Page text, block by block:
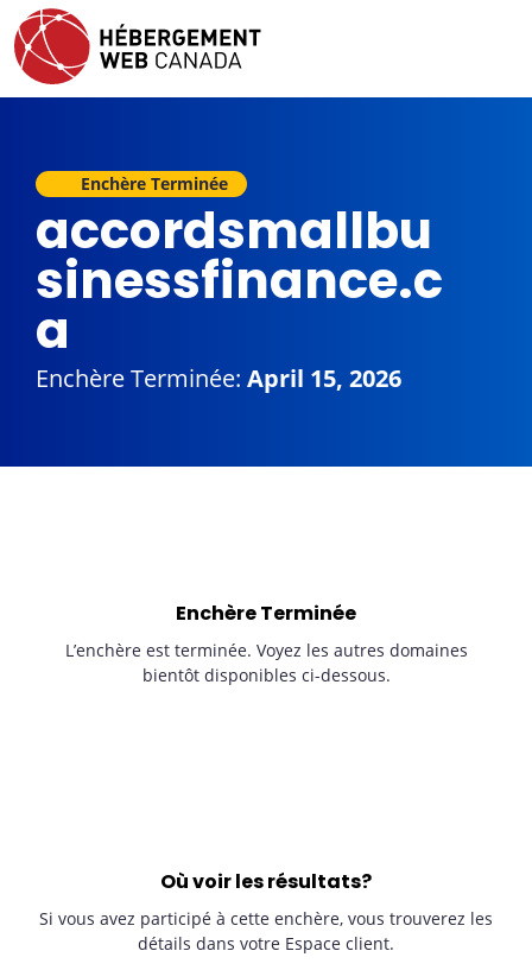
Enchère Terminée
accordsmallbu
sinessfinance.c
a
Enchère Terminée: April 15, 2026
Enchère Terminée
L’enchère est terminée. Voyez les autres domaines
bientôt disponibles ci-dessous.
Où voir les résultats?
Si vous avez participé à cette enchère, vous trouverez les
détails dans votre Espace client.